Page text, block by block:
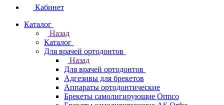
Кабинет
Каталог
Назад
Каталог
Для врачей ортодонтов
Назад
Для врачей ортодонтов
Адгезивы для брекетов
Аппараты ортодонтические
Брекеты самолигирующие Ormco